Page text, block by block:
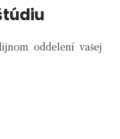
oddelení vašej